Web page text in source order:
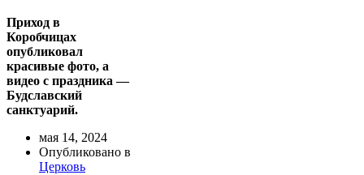
Приход в
Коробчицах
опубликовал
красивые фото, а
видео с праздника —
Будславский
санктуарий.
мая 14, 2024
Опубликовано в
Церковь